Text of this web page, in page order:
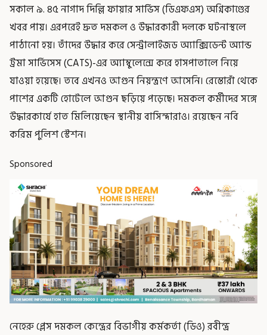
সকাল ৯. ৪৫ নাগাদ দিল্লি ফায়ার সার্ভিস (ডিএফএস) অগ্নিকাণ্ডের
খবর পায়। এরপরেই দ্রুত দমকল ও উদ্ধারকারী দলকে ঘটনাস্থলে
পাঠানো হয়। তাঁদের উদ্ধার করে সেন্ট্রালাইজড অ্যাক্সিডেন্ট অ্যান্ড
ট্রমা সার্ভিসেস (CATS)-এর অ্যাম্বুলেন্সে করে হাসপাতালে নিয়ে
যাওয়া হয়েছে। তবে এখনও আগুন নিয়ন্ত্রণে আসেনি। রেস্তোরাঁ থেকে
পাশের একটি হোটেলে আগুন ছড়িয়ে পড়েছে। দমকল কর্মীদের সঙ্গে
উদ্ধারকার্যে হাত মিলিয়েছেন স্থানীয় বাসিন্দারাও। রয়েছেন নবি
করিম পুলিশ স্টেশন।
Sponsored
নেহেরু প্লেস দমকল কেন্দ্রের বিভাগীয় কর্মকর্তা (ডিও) রবীন্দ্র